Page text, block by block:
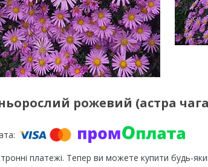
рожевий (астра
платежі. Тепер ви можете купити будь-